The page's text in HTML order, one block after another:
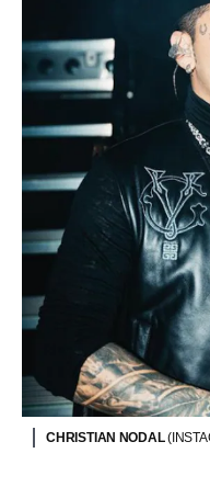
CHRISTIAN NODAL